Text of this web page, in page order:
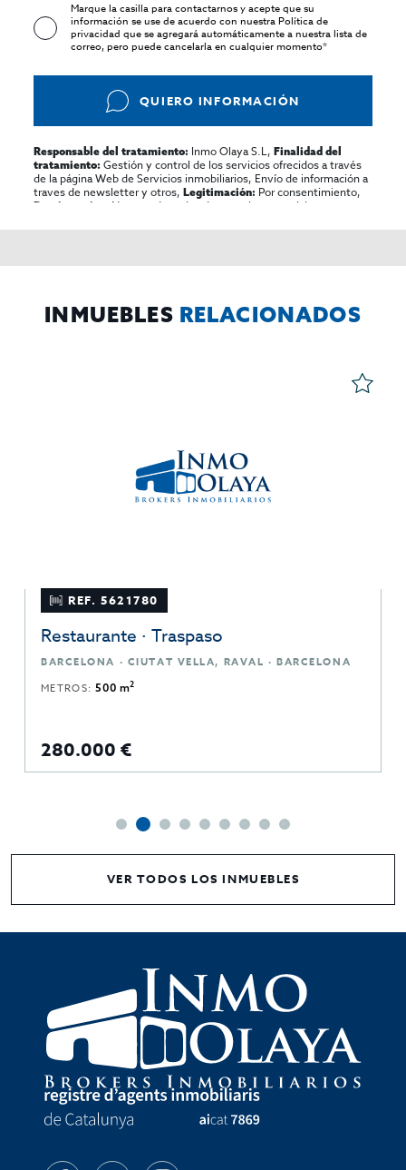
Marque la casilla para contactarnos y acepte que su
información se use de acuerdo con nuestraPolítica de
privacidadque se agregará automáticamente a nuestra lista de
correo, pero puede cancelarla en cualquier momento*
QUIERO INFORMACIÓN
Responsable del tratamiento: Inmo Olaya S.L,Finalidad del
tratamiento: Gestión y control de los servicios ofrecidos a través
de la página Web de Servicios inmobiliarios, Envío de información a
traves de newsletter y otros,Legitimación: Por consentimiento,
Destinatarios:
No se cederan los datos, salvo para elaborar
rectificar y suprimir los datos, solicitar la portabilidad de los
INMUEBLES RELACIONADOS
REF. 5621780
Restaurante · Traspaso
BARCELONA · CIUTAT VELLA, RAVAL · BARCELONA
METROS:500 m2
280.000 €
VER TODOS LOS INMUEBLES